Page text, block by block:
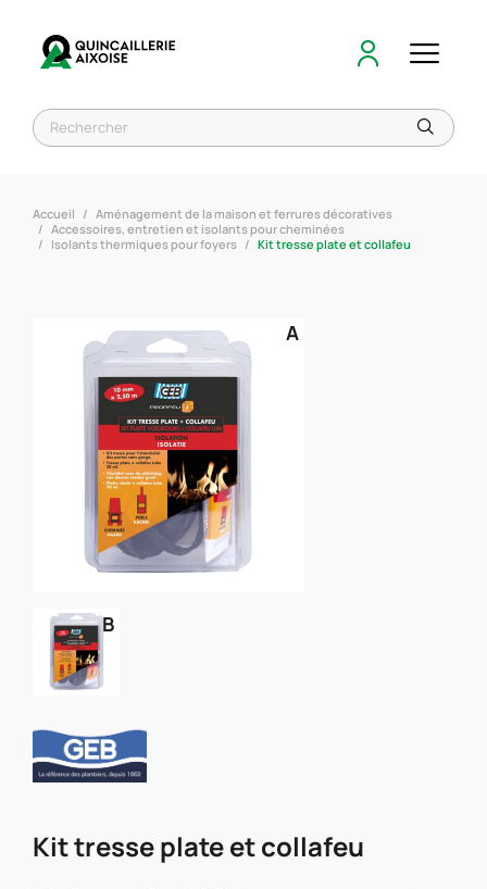
Accueil
Aménagement de la maison et ferrures décoratives
Accessoires, entretien et isolants pour cheminées
Isolants thermiques pour foyers
Kit tresse plate et collafeu
A
B
Kit tresse plate et collafeu